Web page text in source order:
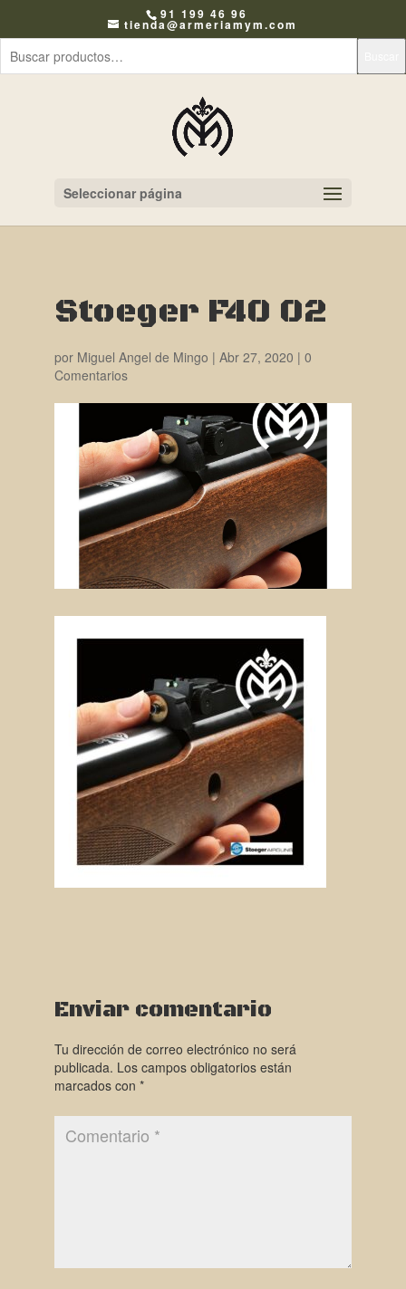
91 199 46 96
tienda@armeriamym.com
Seleccionar página
Stoeger F40 02
por Miguel Angel de Mingo | Abr 27, 2020 | 0
Comentarios
Enviar comentario
Tu dirección de correo electrónico no será
publicada. Los campos obligatorios están
marcados con *